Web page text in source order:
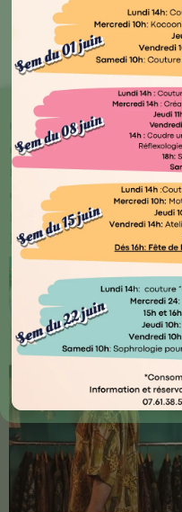
Chez Kocoon Family,
dans notre univers où
rencontrent. Explorez
conçus avec amour
français, ainsi que des
Djego et Le Petit Souk.